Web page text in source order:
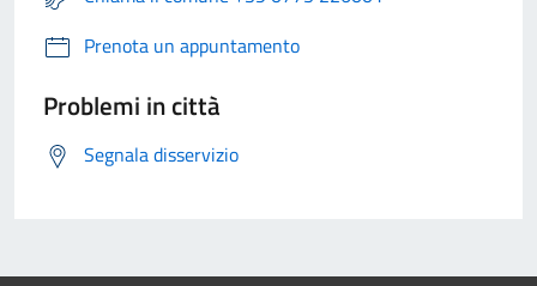
Prenota un appuntamento
Problemi in città
Segnala disservizio